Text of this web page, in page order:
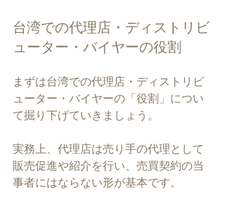
台湾での代理店・ディストリビ
ューター・バイヤーの役割
まずは台湾での代理店・ディストリビ
ューター・バイヤーの「役割」につい
て掘り下げていきましょう。
実務上、代理店は売り手の代理として
販売促進や紹介を行い、売買契約の当
事者にはならない形が基本です。